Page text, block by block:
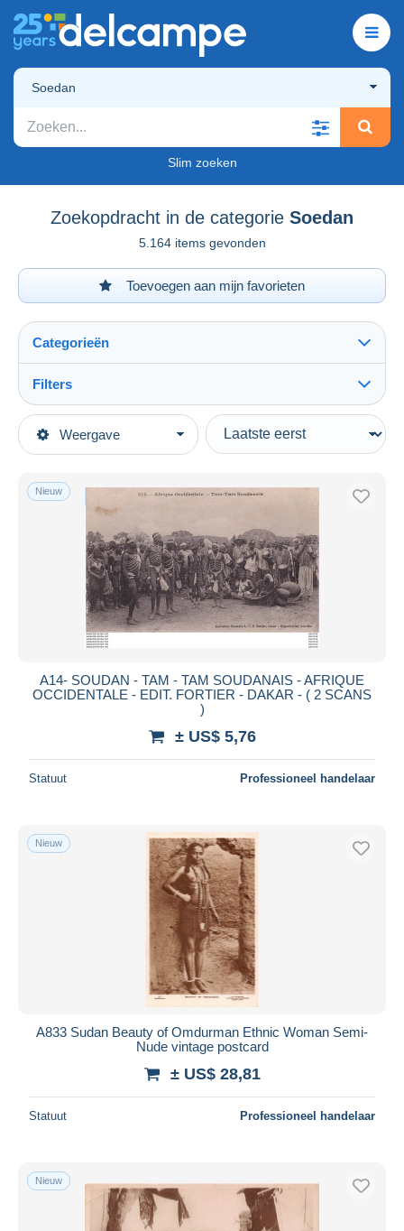
Soedan
Slim zoeken
Zoekopdracht in de categorie Soedan
5.164 items gevonden
Toevoegen aan mijn favorieten
Weergave
Categorieën
Topcategorieën
Afrika
Filters
Type verkopen
Actief
Veiling met biedingen
Veilingen zonder biedingen
Veilinghuizen
Verkocht
Alle looptijden
Eindigt binnen
Van US$
Bankoverschrijving
Mastercard
Bancontact
Maestro
Woonplaats van de verkoper
Wereldwijd
Nieuw
A14- SOUDAN - TAM - TAM SOUDANAIS - AFRIQUE
OCCIDENTALE - EDIT. FORTIER - DAKAR - ( 2 SCANS
)
± US$ 5,76
Statuut Professioneel handelaar
Nieuw
A833 Sudan Beauty of Omdurman Ethnic Woman Semi-
Nude vintage postcard
± US$ 28,81
Statuut Professioneel handelaar
Nieuw